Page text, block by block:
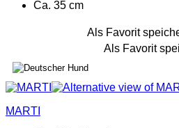
Ca. 35 cm
Als Favorit
Als Favorit
MARTI